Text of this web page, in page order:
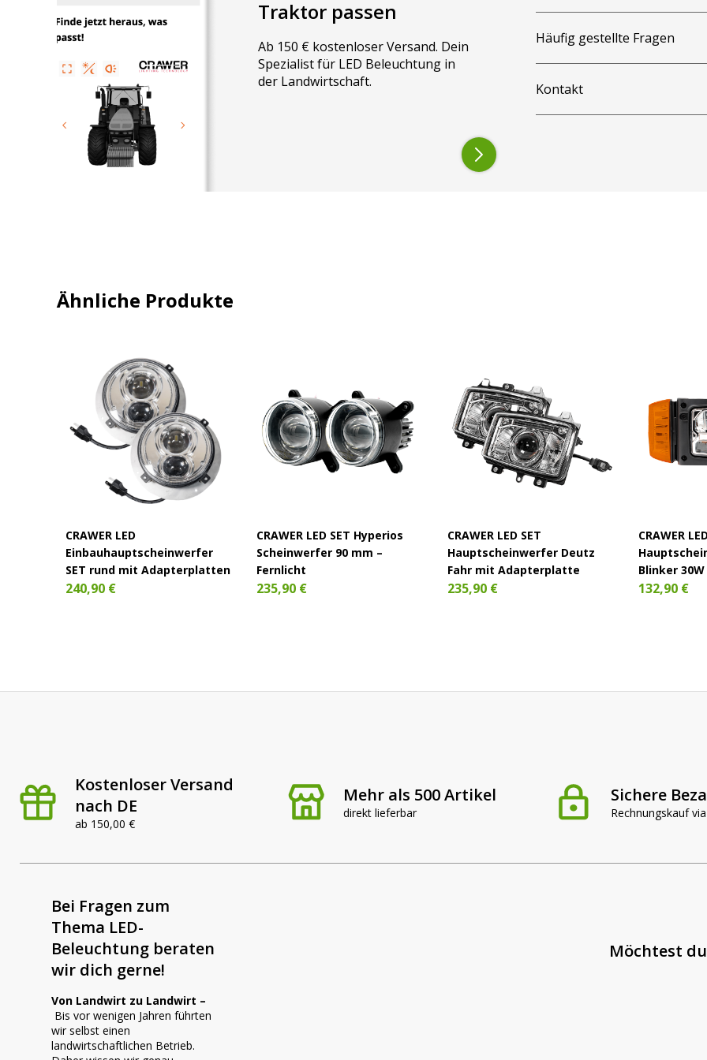
Diese CRAWER LED Hauptscheinwerfer für John Deere besitzen einen H4 Stecker, wodurch sie mit Hilfe von
Plug & Play ganz einfach, schnell und komfortabel angeschlossen werden können. Des Weiteren hat dieser
LED Scheinwerfer alle nötigen E-Kennzeichnungen und ist dadurch laut StVO für den öffentlichen
Straßenverkehr zugelassen.
Traktor passen
Ab 150 € kostenloser Versand. Dein
Spezialist für LED Beleuchtung in
der Landwirtschaft.
Häufig gestellte Fragen
Kontakt
Ähnliche Produkte
CRAWER LED
Einbauhauptscheinwerfer
SET rund mit Adapterplatten
240,90 €
CRAWER LED SET Hyperios
Scheinwerfer 90 mm –
Fernlicht
235,90 €
CRAWER LED SET
Hauptscheinwerfer Deutz
Fahr mit Adapterplatte
235,90 €
CRAWER
Blinker
132,90 €
Kostenloser Versand
nach DE
ab 150,00 €
Mehr als 500 Artikel
direkt lieferbar
Sichere
Rechnungskauf
Bei Fragen zum
Thema LED-
Beleuchtung beraten
wir dich gerne!
Von Landwirt zu Landwirt –
Bis vor wenigen Jahren führten
wir selbst einen
landwirtschaftlichen Betrieb.
Möchtest